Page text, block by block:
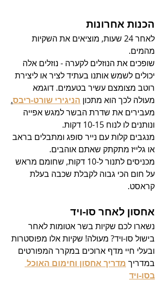
הכנות אחרונות
לאחר 24 שעות, מוציאים את השקיות
מהמים.
שופכים את הנוזלים לקערה - נוזלים אלה
יכולים לשמש אותנו בעתיד לציר או ליצירת
רוטב מצומצם עשיר בטעמים. דוגמא
מעולה לכך הוא מתכון הניגירי שורט-ריבס.
מעבירים את שדרת הבשר למגש אפייה
ונותנים לו לנוח 10-15 דקות.
מנגבים קלות עם נייר סופג ומתבלים בראב
או גלייז מתקתק שאתם אוהבים.
מכניסים לתנור ל-10 דקות, שחומם מראש
על חום הכי גבוה לקבלת שכבה בעלת
קראסט.
אחסון לאחר סו-ויד
נשארו לכם שקיות בשר אטומות לאחר
בישול סו-ויד? מעולה! שקיות אלו מפוסטרות
ובעלי חיי מדף ארוכים במקרר המפורטים
במדריך מדריך אחסון וחימום האוכל
בסו-ויד